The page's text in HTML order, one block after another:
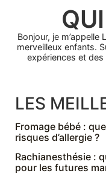
Bonjour, je m’appelle
merveilleux enfants.
expériences et des
LES
Fromage bébé :
risques d’allergie ?
Rachianesthésie :
pour les futures